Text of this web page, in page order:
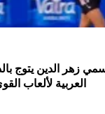
زهر الدين يتوج
العربية لألعاب